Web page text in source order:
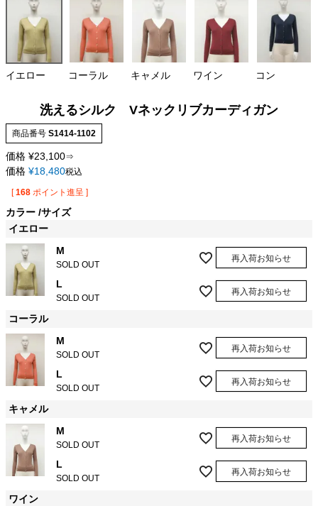
イエロー コーラル キャメル ワイン コン
洗えるシルク Vネックリブカーディガン
商品番号 S1414-1102
価格 ¥23,100⇒
価格 ¥18,480税込
[ 168 ポイント進呈 ]
カラー サイズ
イエロー
M
SOLD OUT
再入荷お知らせ
L
SOLD OUT
再入荷お知らせ
コーラル
M
SOLD OUT
再入荷お知らせ
L
SOLD OUT
再入荷お知らせ
キャメル
M
SOLD OUT
再入荷お知らせ
L
SOLD OUT
再入荷お知らせ
ワイン